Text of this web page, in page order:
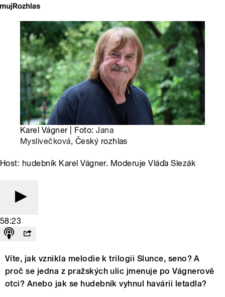
Karel Vágner | Foto:Jana
Myslivečková, Český rozhlas
Host: hudebník Karel Vágner. Moderuje Vláďa Slezák
58:23
Víte, jak vznikla melodie k trilogii Slunce, seno? A
proč se jedna z pražských ulic jmenuje po Vágnerově
otci? Anebo jak se hudebník vyhnul havárii letadla?